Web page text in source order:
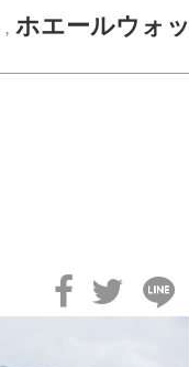
, ホエールウォッ